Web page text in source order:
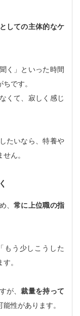
しての主体的なケ
く」といった時間
です。
くて、寂しく感じ
たいなら、特養や
ん。
、常に上位職の指
もう少しこうした
。
が、裁量を持って
能性があります。